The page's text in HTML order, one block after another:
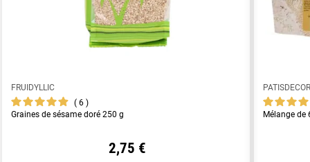
FRUIDYLLIC
6
Graines de sésame doré 250 g
2,75 €
Mélange